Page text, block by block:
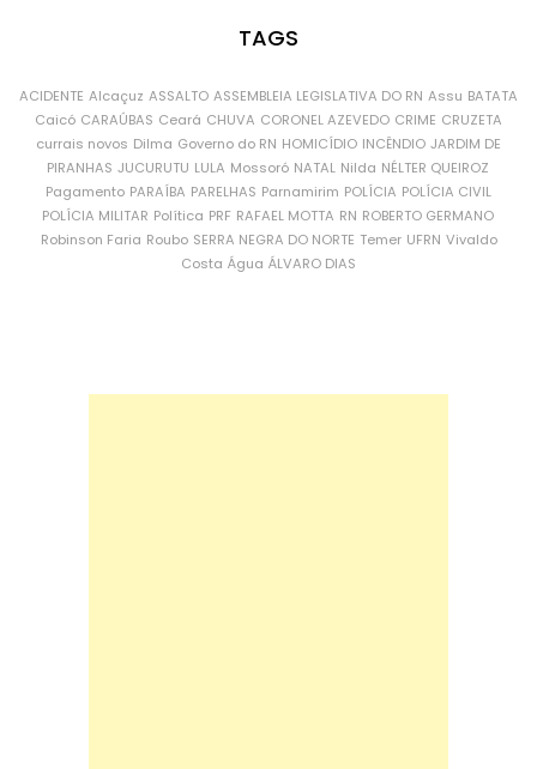
TAGS
ACIDENTE Alcaçuz ASSALTO ASSEMBLEIA LEGISLATIVA DO RN Assu BATATA
Caicó CARAÚBAS Ceará CHUVA CORONEL AZEVEDO CRIME CRUZETA
currais novos Dilma Governo do RN HOMICÍDIO INCÊNDIO JARDIM DE
PIRANHAS JUCURUTU LULA Mossoró NATAL Nilda NÉLTER QUEIROZ
Pagamento PARAÍBA PARELHAS Parnamirim POLÍCIA POLÍCIA CIVIL
POLÍCIA MILITAR Política PRF RAFAEL MOTTA RN ROBERTO GERMANO
Robinson Faria Roubo SERRA NEGRA DO NORTE Temer UFRN Vivaldo
Costa Água ÁLVARO DIAS